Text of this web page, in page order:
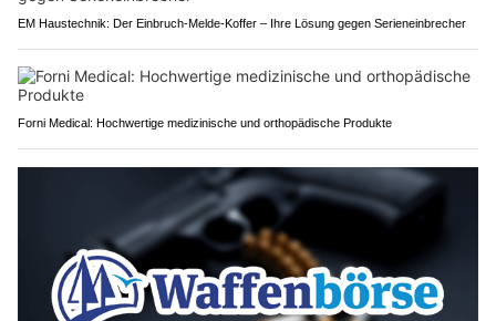
EM Haustechnik: Der Einbruch-Melde-Koffer – Ihre Lösung gegen Serieneinbrecher
Forni Medical: Hochwertige medizinische und orthopädische Produkte